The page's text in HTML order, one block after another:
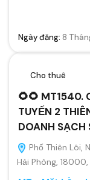
Ngày đăng: 8
Cho thuê
🌻🌻 MT1540.
TUYẾN 2
DOANH SẠCH
Phố Thiên Lôi,
Hải Phòng,